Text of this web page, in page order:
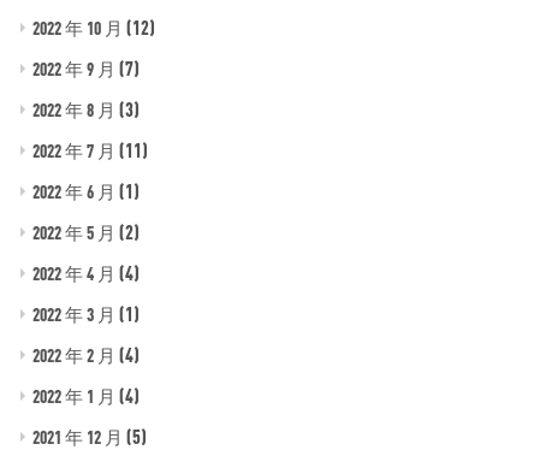
2022 年 10 月 (12)
2022 年 9 月 (7)
2022 年 8 月 (3)
2022 年 7 月 (11)
2022 年 6 月 (1)
2022 年 5 月 (2)
2022 年 4 月 (4)
2022 年 3 月 (1)
2022 年 2 月 (4)
2022 年 1 月 (4)
2021 年 12 月 (5)